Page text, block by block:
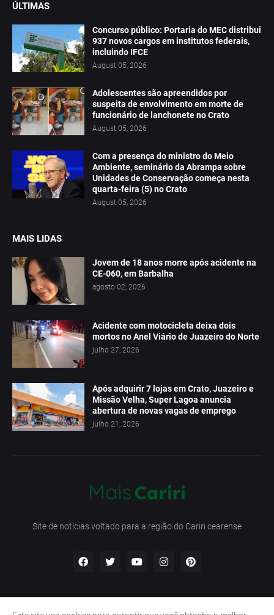
ÚLTIMAS
Concurso público: Portaria do MEC distribui
937 novos cargos em institutos federais,
incluindo IFCE
August 05, 2026
Adolescentes são apreendidos por
suspeita de envolvimento em morte de
funcionário de lanchonete no Crato
August 05, 2026
Com a presença do ministro do Meio
Ambiente, seminário da Abrampa sobre
Unidades de Conservação começa nesta
quarta-feira (5) no Crato
August 05, 2026
MAIS LIDAS
Jovem de 18 anos morre após acidente na
CE-060, em Barbalha
agosto 02, 2026
Acidente com motocicleta deixa dois
mortos no Anel Viário de Juazeiro do Norte
julho 27, 2026
Após adquirir 7 lojas em Crato, Juazeiro e
Missão Velha, Super Lagoa anuncia
abertura de novas vagas de emprego
julho 21, 2026
Site de notícias voltado para a região do Cariri cearense